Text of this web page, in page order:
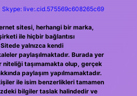
Skype: live:.cid.575569c608265c69
sitesi, herhangi bir marka,
ile hiçbir bağlantısı
yalnızca kendi
paylaşılmaktadır. Burada yer
niteliği taşımamakta olup, gerçek
paylaşım yapılmamaktadır.
ile isim benzerlikleri tamamen
bilgiler taslak halindedir ve